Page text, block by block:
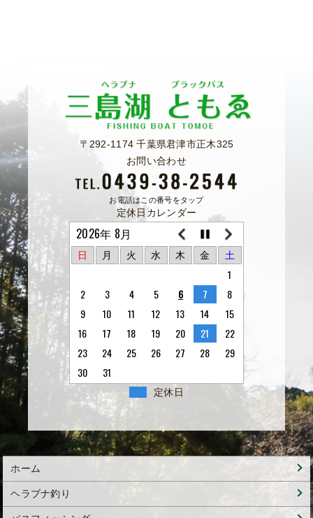
〒292-1174 千葉県君津市正木325
お問い合わせ
お電話はこの番号をタップ
定休日カレンダー
2026年 8月
日 月 火 水 木 金 土
1
2
3 4 5 6 7
8
9
10 11 12 13 14
15
16
17 18 19 20 21
22
23
24 25 26 27 28
29
30
31
定休日
ホーム
ヘラブナ釣り